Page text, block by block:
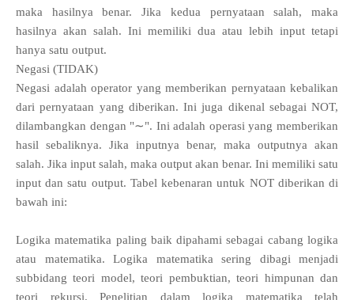
maka hasilnya benar. Jika kedua pernyataan salah, maka
hasilnya akan salah. Ini memiliki dua atau lebih input tetapi
hanya satu output.
Negasi (TIDAK)
Negasi adalah operator yang memberikan pernyataan kebalikan
dari pernyataan yang diberikan. Ini juga dikenal sebagai NOT,
dilambangkan dengan "∼". Ini adalah operasi yang memberikan
hasil sebaliknya. Jika inputnya benar, maka outputnya akan
salah. Jika input salah, maka output akan benar. Ini memiliki satu
input dan satu output. Tabel kebenaran untuk NOT diberikan di
bawah ini:
Logika matematika paling baik dipahami sebagai cabang logika
atau matematika. Logika matematika sering dibagi menjadi
subbidang teori model, teori pembuktian, teori himpunan dan
teori rekursi. Penelitian dalam logika matematika telah